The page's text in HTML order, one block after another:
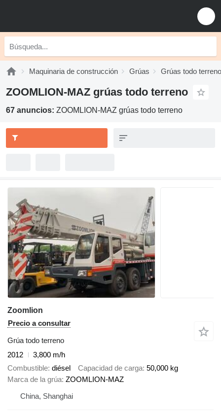
Maquinaria de construcción Grúas Grúas todo terreno
ZOOMLION-MAZ grúas todo terreno
67 anuncios: ZOOMLION-MAZ grúas todo terreno
Zoomlion
Precio a consultar
Grúa todo terreno
2012
3,800 m/h
Combustible diésel Capacidad de carga 50,000 kg
Marca de la grúa ZOOMLION-MAZ
China, Shanghai